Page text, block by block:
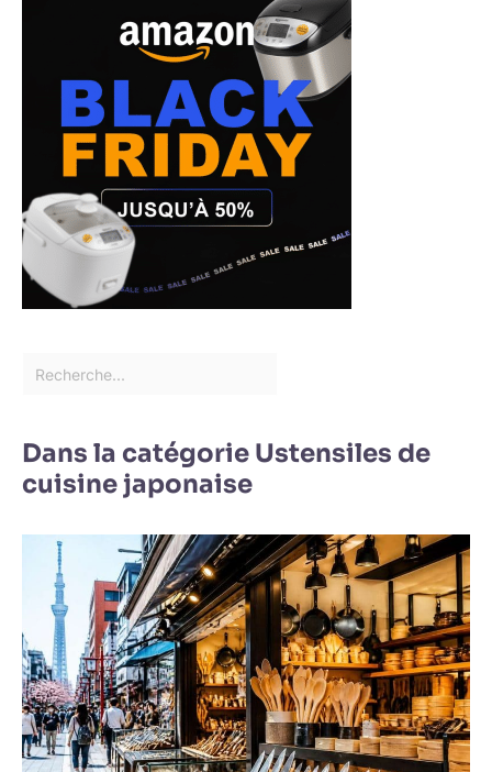
Dans la catégorie Ustensiles de
cuisine japonaise